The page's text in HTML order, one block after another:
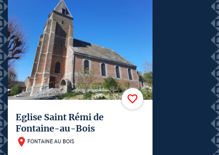
Eglise Saint Rémi de
Fontaine-au-Bois
FONTAINE AU BOIS